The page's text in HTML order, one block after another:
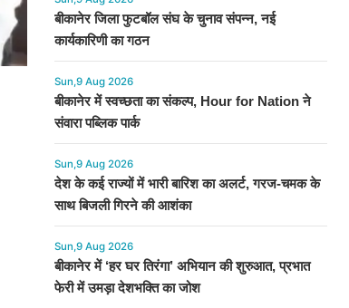
बीकानेर जिला फुटबॉल संघ के चुनाव संपन्न, नई
कार्यकारिणी का गठन
Sun,9 Aug 2026
बीकानेर में स्वच्छता का संकल्प, Hour for Nation ने
संवारा पब्लिक पार्क
Sun,9 Aug 2026
देश के कई राज्यों में भारी बारिश का अलर्ट, गरज-चमक के
साथ बिजली गिरने की आशंका
Sun,9 Aug 2026
बीकानेर में ‘हर घर तिरंगा’ अभियान की शुरुआत, प्रभात
फेरी में उमड़ा देशभक्ति का जोश